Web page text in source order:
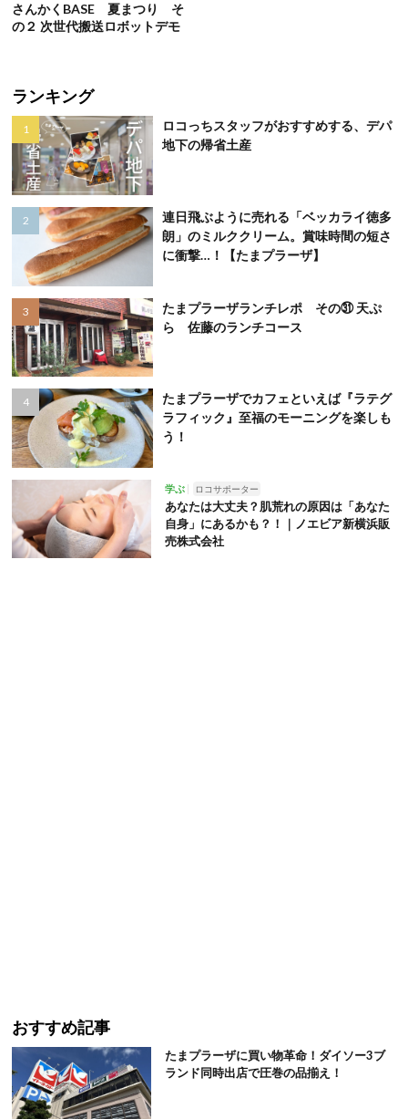
さんかくBASE 夏まつり そ
の２ 次世代搬送ロボットデモ
ランキング
ロコっちスタッフがおすすめする、デパ
地下の帰省土産
連日飛ぶように売れる「ベッカライ徳多
朗」のミルククリーム。賞味時間の短さ
に衝撃…！【たまプラーザ】
たまプラーザランチレポ その㉛ 天ぷ
ら 佐藤のランチコース
たまプラーザでカフェといえば『ラテグ
ラフィック』至福のモーニングを楽しも
う！
学ぶ ロコサポーター
あなたは大丈夫？肌荒れの原因は「あなた
自身」にあるかも？！｜ノエビア新横浜販
売株式会社
おすすめ記事
たまプラーザに買い物革命！ダイソー3ブ
ランド同時出店で圧巻の品揃え！